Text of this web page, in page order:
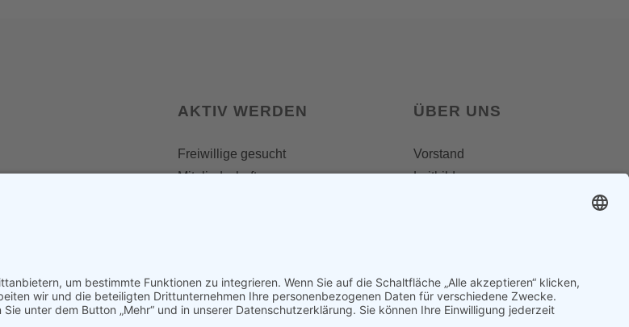
AKTIV WERDEN
Freiwillige gesucht
Mitgliedschaft
Shop
ÜBER UNS
Vorstand
Leitbild
Ausgezeichnet
Datenschutz